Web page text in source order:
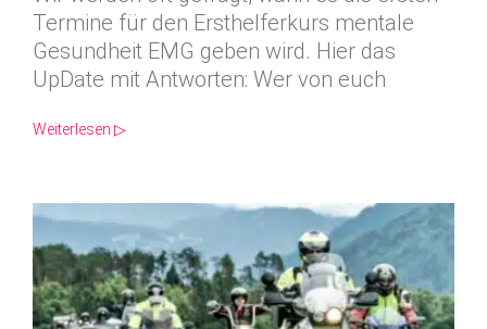
Termine für den Ersthelferkurs mentale
Gesundheit EMG geben wird. Hier das
UpDate mit Antworten: Wer von euch
Weiterlesen ▷